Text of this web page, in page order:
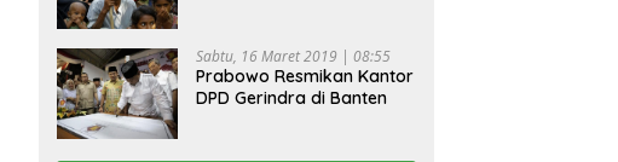
Sabtu, 16 Maret 2019 | 08:55
Prabowo Resmikan Kantor
DPD Gerindra di Banten